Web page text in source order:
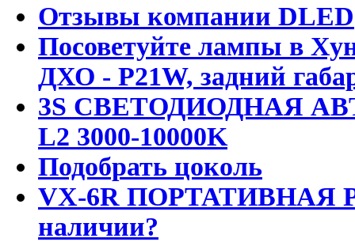
Отзывы компании DLED
Посоветуйте лампы в
ДХО - P21W, задний
3S СВЕТОДИОДНАЯ
L2 3000-10000K
Подобрать цоколь
VX-6R ПОРТАТИВНАЯ
наличии?